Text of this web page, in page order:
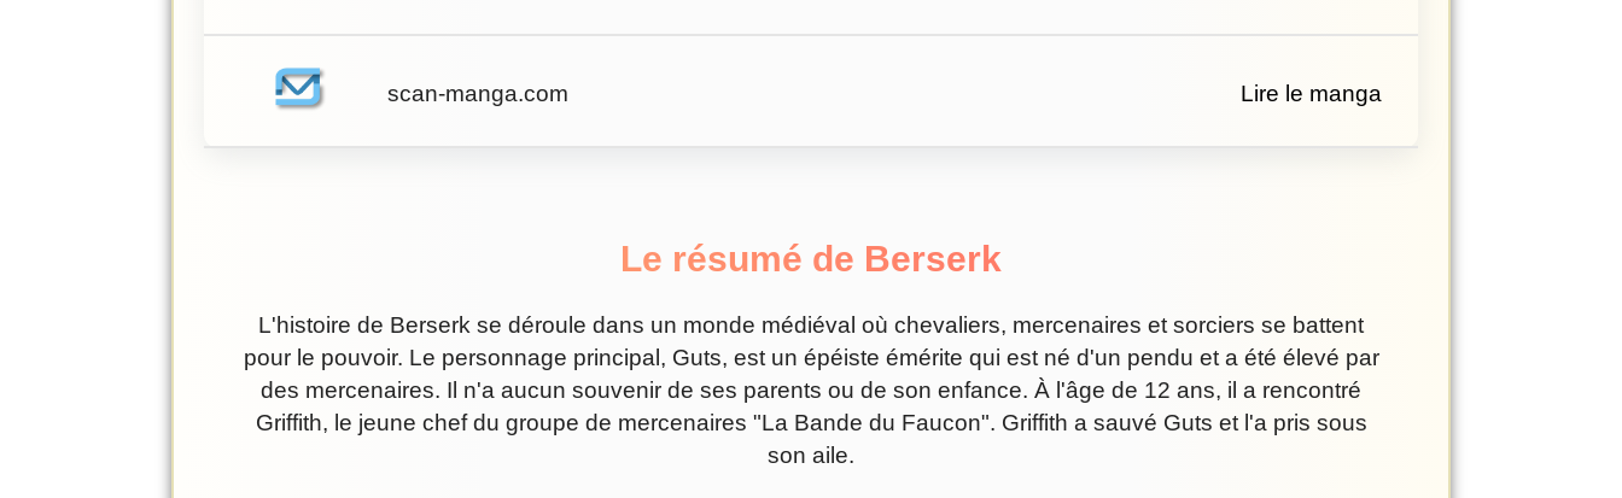
scan-manga.com Lire le manga
Le résumé de Berserk
L'histoire de Berserk se déroule dans un monde médiéval où chevaliers, mercenaires et sorciers se battent
pour le pouvoir. Le personnage principal, Guts, est un épéiste émérite qui est né d'un pendu et a été élevé par
des mercenaires. Il n'a aucun souvenir de ses parents ou de son enfance. À l'âge de 12 ans, il a rencontré
Griffith, le jeune chef du groupe de mercenaires "La Bande du Faucon". Griffith a sauvé Guts et l'a pris sous
son aile.